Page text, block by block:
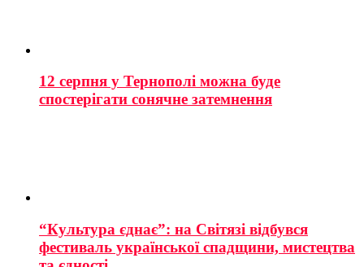
12 серпня у Тернополі можна буде
спостерігати сонячне затемнення
“Культура єднає”: на Світязі відбувся
фестиваль української спадщини, мистецтва